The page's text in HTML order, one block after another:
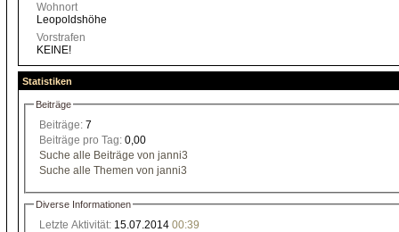
Wohnort
Leopoldshöhe
Vorstrafen
KEINE!
Statistiken
Beiträge
Beiträge: 7
Beiträge pro Tag: 0,00
Suche alle Beiträge von janni3
Suche alle Themen von janni3
Diverse Informationen
Letzte Aktivität: 15.07.2014 00:39